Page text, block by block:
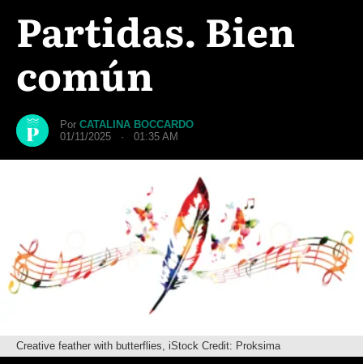
Partidas. Bien
común
Por CATALINA BOCCARDO
01/11/2025 · 01:35 AM
Creative feather with butterflies, iStock Credit: Proksima